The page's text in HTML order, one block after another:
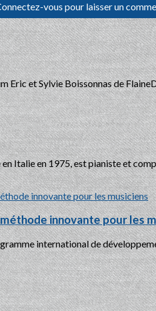
vous pour laisser un
Eric et Sylvie Boissonnas de
Italie en 1975, est pianiste et
méthode innovante pour les
international de